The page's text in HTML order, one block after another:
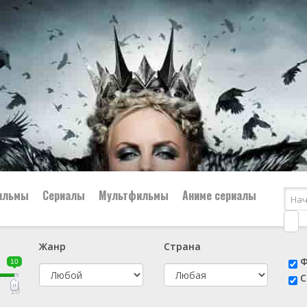
👨‍✈️ Военный
🕵️‍♂️ Детектив
Сериалы Мультфильмы Аниме сериалы
10
10
Жанр
Страна